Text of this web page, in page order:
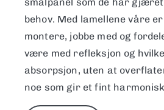
behov. Med lamellene våre
montere, jobbe med og
være med refleksjon og
absorpsjon, uten at
noe som gir et fint